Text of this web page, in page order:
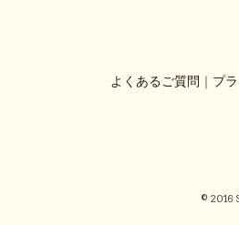
よくあるご質問 プ
© 2016